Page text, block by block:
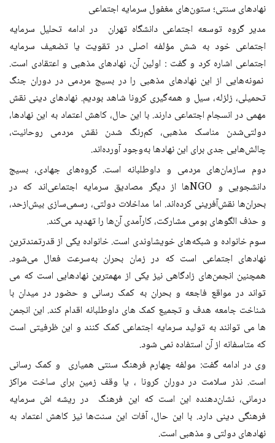
نهادهای سنتی؛ ستون‌های مغفول سرمایه اجتماعی
مدیر گروه توسعه اجتماعی دانشگاه تهران در ادامه تحلیل سرمایه
اجتماعی خود به شش مؤلفه اصلی در تقویت یا تضعیف سرمایه
اجتماعی اشاره کرد و گفت : اولین آن، نهادهای مذهبی و اعتقادی است.
نمونه‌هایی از این نهادهای مذهبی را در بسیج مردمی در دوران جنگ
تحمیلی، زلزله، سیل و همه‌گیری کرونا شاهد بودیم. نهادهای دینی نقش
مهمی در انسجام اجتماعی دارند. با این حال، کاهش اعتماد به این نهادها،
دولتی‌شدن مناسک مذهبی، کم‌رنگ شدن نقش مردمی روحانیت،
چالش‌هایی جدی برای این نهادها به‌وجود آورده‌اند.
دوم سازمان‌های مردمی و داوطلبانه است. گروه‌های جهادی، بسیج
دانشجویی و
ها از دیگر مصادیق سرمایه اجتماعی‌اند که در
بحران‌ها نقش‌آفرینی کرده‌اند. اما مداخلات دولتی، رسمی‌سازی بیش‌ازحد،
و حذف الگوهای بومی مشارکت، کارآمدی آن‌ها را تهدید می‌کند.
سوم خانواده و شبکه‌های خویشاوندی است. خانواده یکی از قدرتمندترین
نهادهای اجتماعی است که در زمان بحران به‌سرعت فعال می‌شود.
همچنین انجمن‌های زادگاهی نیز یکی از مهمترین نهادهایی است که می
تواند در مواقع فاجعه و بحران به کمک رسانی و حضور در میدان با
شناخت جامعه هدف و تجمیع کمک های داوطلبانه اقدام کند. این انجمن
ها می توانند به تولید سرمایه اجتماعی کمک کنند و این ظرفیتی است
که متاسفانه از آن استفاده نمی شود.
وی در ادامه گفت: مولفه چهارم فرهنگ سنتی همیاری و کمک رسانی
است. نذر سلامت در دوران کرونا ، یا وقف زمین برای ساخت مراکز
درمانی، نشان‌دهنده این است که این فرهنگ در ریشه اش سرمایه
فرهنگی دینی دارد. با این حال، آفات این سنت‌ها نیز کاهش اعتماد به
نهادهای دولتی و مذهبی است.